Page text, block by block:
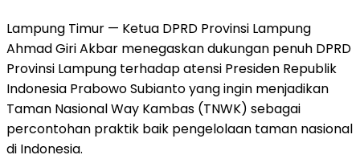
Lampung Timur — Ketua DPRD Provinsi Lampung
Ahmad Giri Akbar menegaskan dukungan penuh DPRD
Provinsi Lampung terhadap atensi Presiden Republik
Indonesia Prabowo Subianto yang ingin menjadikan
Taman Nasional Way Kambas (TNWK) sebagai
percontohan praktik baik pengelolaan taman nasional
di Indonesia.